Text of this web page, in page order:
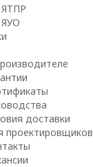
ЯТПР
ЯУО
доставки
проектировщиков